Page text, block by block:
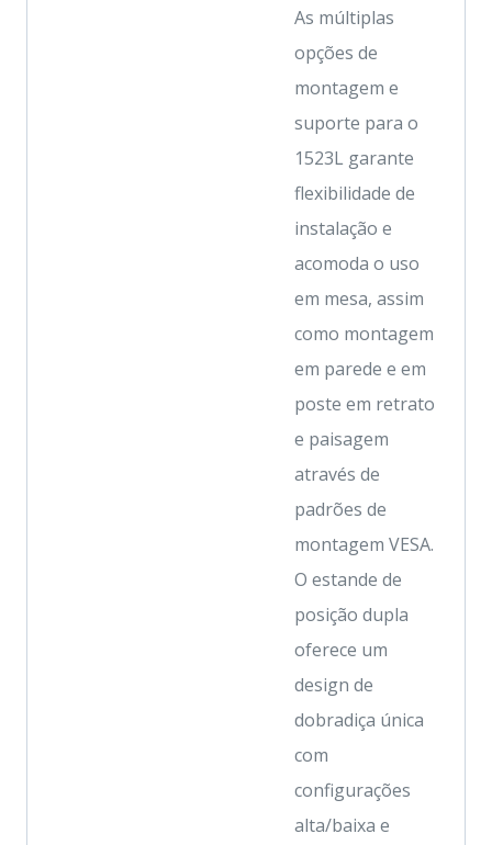
As múltiplas
opções de
montagem e
suporte para o
1523L garante
flexibilidade de
instalação e
acomoda o uso
em mesa, assim
como montagem
em parede e em
poste em retrato
e paisagem
através de
padrões de
montagem VESA.
O estande de
posição dupla
oferece um
design de
dobradiça única
com
configurações
alta/baixa e